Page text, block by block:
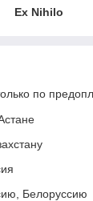
Ex Nihilo
по
Белоруссию